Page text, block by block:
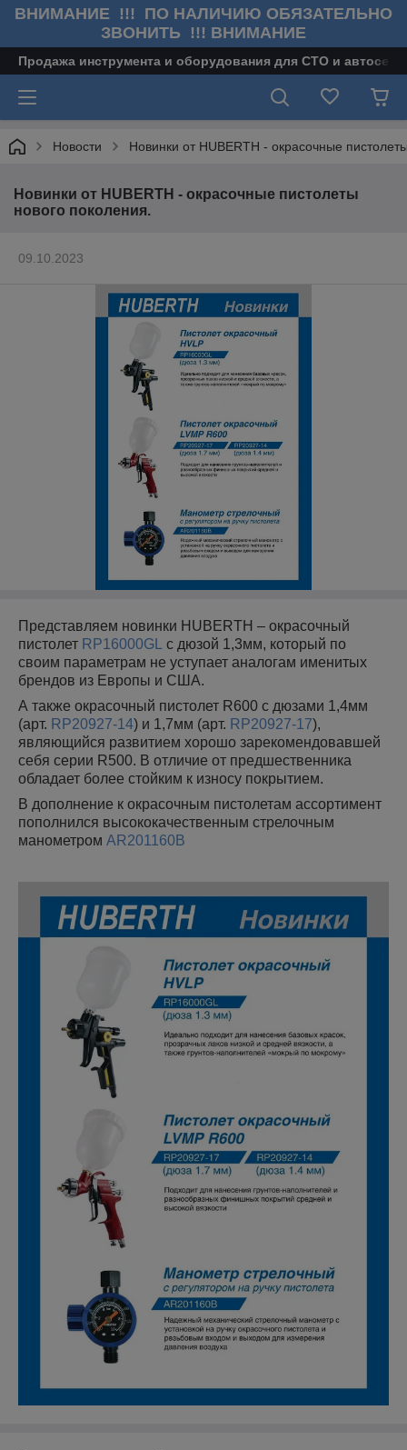
ВНИМАНИЕ !!! ПО НАЛИЧИЮ ОБЯЗАТЕЛЬНО
ЗВОНИТЬ !!! ВНИМАНИЕ
Продажа инструмента и оборудования для СТО и
Новости Новинки от HUBERTH - окрасочные
Новинки от HUBERTH - окрасочные пистолеты
нового поколения.
09.10.2023
Представляем новинки HUBERTH – окрасочный
пистолет RP16000GL
с дюзой 1,3мм, который по
своим параметрам не уступает аналогам именитых
брендов из Европы и США.
А также окрасочный пистолет R600 с дюзами 1,4мм
(арт. RP20927-14) и 1,7мм (арт. RP20927-17),
являющийся развитием хорошо зарекомендовавшей
себя серии R500. В отличие от предшественника
обладает более стойким к износу покрытием.
В дополнение к окрасочным пистолетам ассортимент
пополнился высококачественным стрелочным
манометром AR201160B